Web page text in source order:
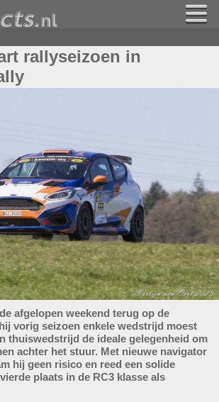
rallyseizoen in
afgelopen weekend terug op de
vorig seizoen enkele wedstrijd moest
thuiswedstrijd de ideale gelegenheid om
achter het stuur. Met nieuwe navigator
hij geen risico en reed een solide
plaats in de RC3 klasse als